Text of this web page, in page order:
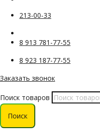
213-00-33
8 913 781-77-55
8 923 187-77-55
Заказать звонок
Поиск товаров
Поиск